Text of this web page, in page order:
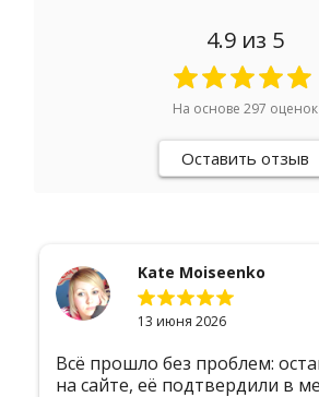
4.9из 5
На основе 297 оценок
Оставить отзыв
Moiseenko
июня 2026
проблем: оставила заявку
подтвердили в мессенджере,